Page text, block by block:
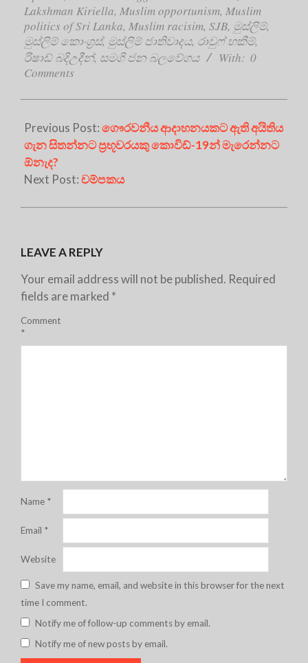
Lakshman Kiriella, Muslim opportunism, Muslim
politics of Sri Lanka, Muslim racisim, SJB, මුස්ලිම්,
මුස්ලිම් කොංග්‍රස්, මුස්ලිම් ජාතිවාදය, රාවුෆ් හකීම්,
රිෂාඩ් බදිඋදීන්, සමගි ජන බලවේගය With: 0
Comments
Previous Post:ගෞරවනීය ආදාහනයකට ඇති අයිතිය
ගැන සිතන්නට ප්‍රභූවරයකු කොවිඩ්-19න් මැරෙන්නට
ඕනැද?
Next Post:චම්පකය
LEAVE A REPLY
Your email address will not be published. Required
fields are marked *
Comment
*
Name *
Email *
Website
Save my name, email, and website in this browser for the next
time I comment.
Notify me of follow-up comments by email.
Notify me of new posts by email.